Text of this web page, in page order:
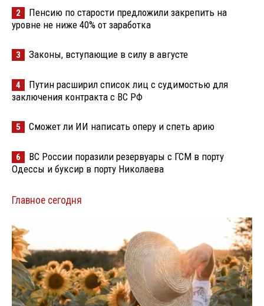
2
Пенсию по старости предложили закрепить на
уровне не ниже 40% от заработка
3 Законы, вступающие в силу в августе
4
Путин расширил список лиц с судимостью для
заключения контракта с ВС РФ
5 Сможет ли ИИ написать оперу и спеть арию
6
ВС России поразили резервуары с ГСМ в порту
Одессы и буксир в порту Николаева
Главное сегодня